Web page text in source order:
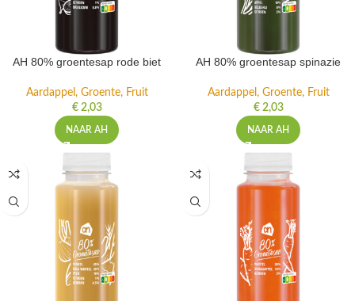
AH 80% groentesap rode biet
Aardappel, Groente, Fruit
€2,03
NAAR AH
AH 80% groentesap spinazie
Aardappel, Groente, Fruit
€2,03
NAAR AH